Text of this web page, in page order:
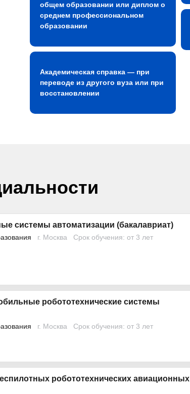
общем образовании или диплом о
среднем профессиональном
образовании
Академическая справка — при
переводе из другого вуза или при
восстановлении
системы автоматизации (бакалавриат)
г. Москва Срок обучения: от 3 лет
робототехнические системы
г. Москва Срок обучения: от 3 лет
робототехнических авиационных